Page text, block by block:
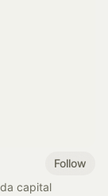
Follow
capital